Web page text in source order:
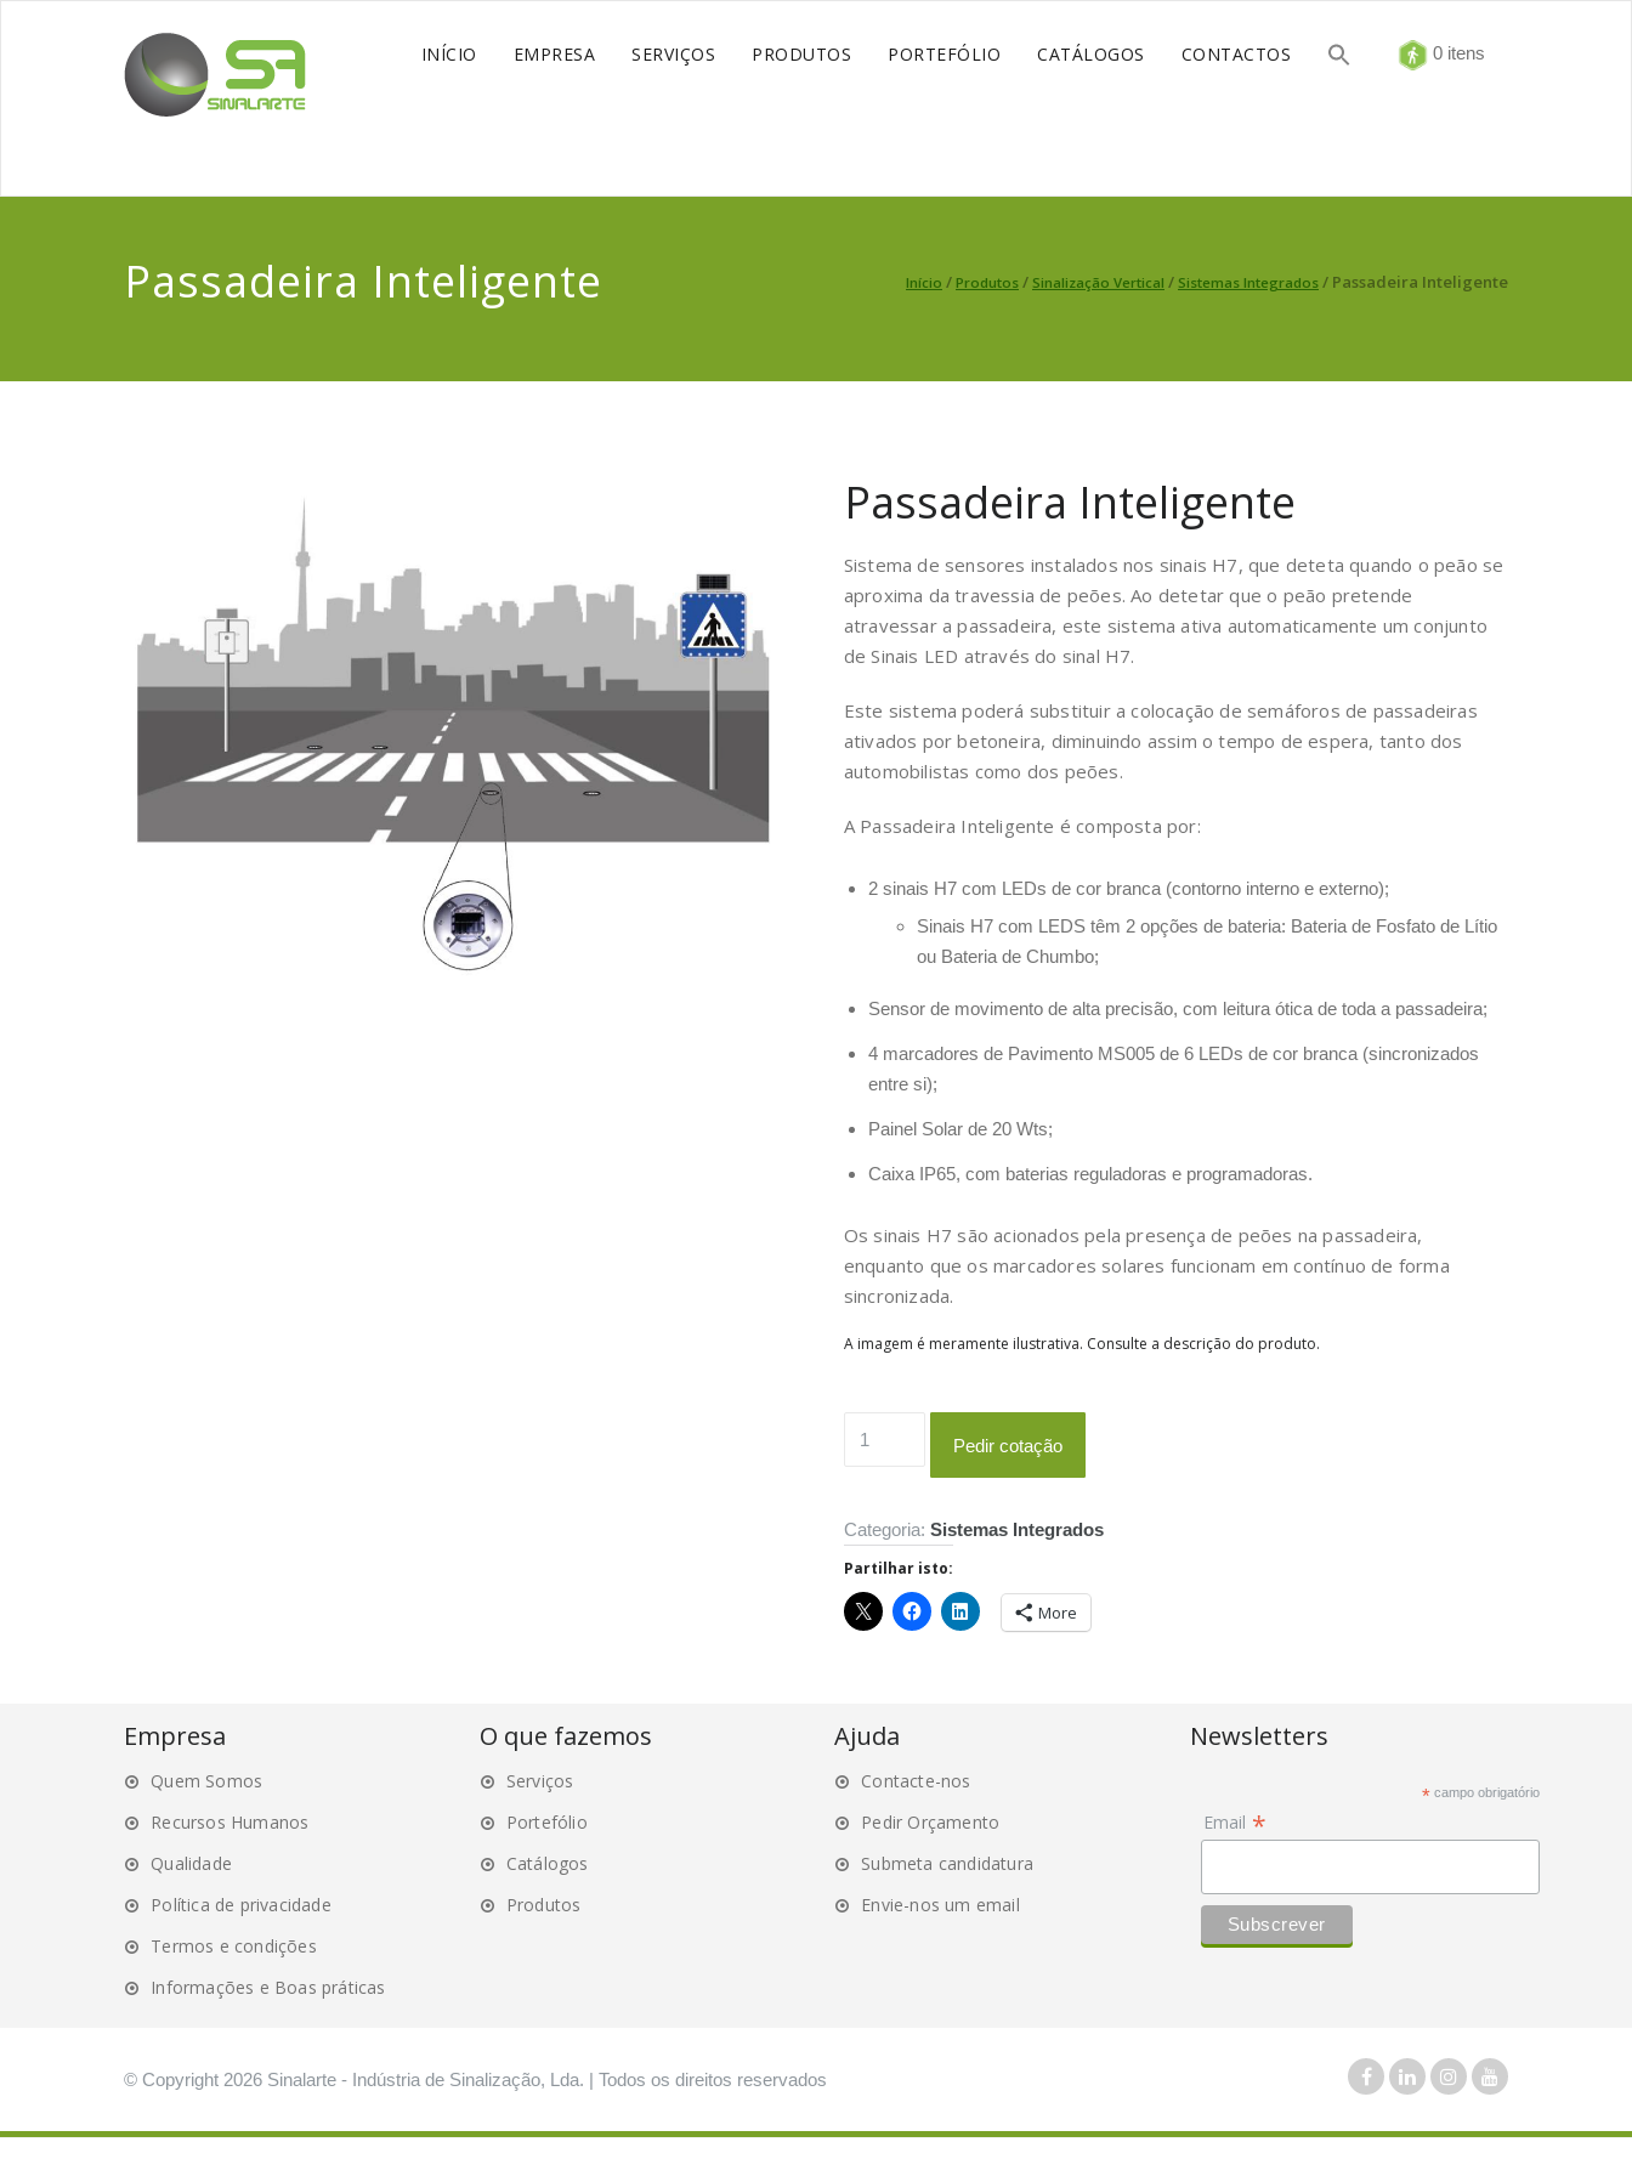
INÍCIO EMPRESA SERVIÇOS PRODUTOS PORTEFÓLIO CATÁLOGOS CONTACTOS 0 itens
Passadeira Inteligente Início / Produtos / Sinalização Vertical / Sistemas Integrados / Passadeira Inteligente
Passadeira Inteligente
Sistema de sensores instalados nos sinais H7, que deteta quando o peão se
aproxima da travessia de peões. Ao detetar que o peão pretende
atravessar a passadeira, este sistema ativa automaticamente um conjunto
de Sinais LED através do sinal H7.
Este sistema poderá substituir a colocação de semáforos de passadeiras
ativados por betoneira, diminuindo assim o tempo de espera, tanto dos
automobilistas como dos peões.
A Passadeira Inteligente é composta por:
2 sinais H7 com LEDs de cor branca (contorno interno e externo);
Sinais H7 com LEDS têm 2 opções de bateria: Bateria de Fosfato de Lítio
ou Bateria de Chumbo;
Sensor de movimento de alta precisão, com leitura ótica de toda a passadeira;
4 marcadores de Pavimento MS005 de 6 LEDs de cor branca (sincronizados
entre si);
Painel Solar de 20 Wts;
Caixa IP65, com baterias reguladoras e programadoras.
Os sinais H7 são acionados pela presença de peões na passadeira,
enquanto que os marcadores solares funcionam em contínuo de forma
sincronizada.
A imagem é meramente ilustrativa. Consulte a descrição do produto.
Pedir cotação
Categoria: Sistemas Integrados
Partilhar isto:
More
Empresa
Quem Somos
Recursos Humanos
Qualidade
Política de privacidade
Termos e condições
Informações e Boas práticas
O que fazemos
Serviços
Portefólio
Catálogos
Produtos
Ajuda
Contacte-nos
Pedir Orçamento
Submeta candidatura
Envie-nos um email
Newsletters
*campo obrigatório
Email *
© Copyright 2026 Sinalarte - Indústria de Sinalização, Lda. | Todos os direitos reservados